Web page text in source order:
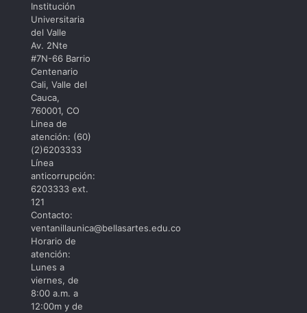
Institución
Universitaria
del Valle
Av. 2Nte
#7N-66 Barrio
Centenario
Cali, Valle del
Cauca,
760001, CO
Linea de
atención: (60)
(2)6203333
Línea
anticorrupción:
6203333 ext.
121
Contacto:
ventanillaunica@bellasartes.edu.co
Horario de
atención:
Lunes a
viernes, de
8:00 a.m. a
12:00m y de